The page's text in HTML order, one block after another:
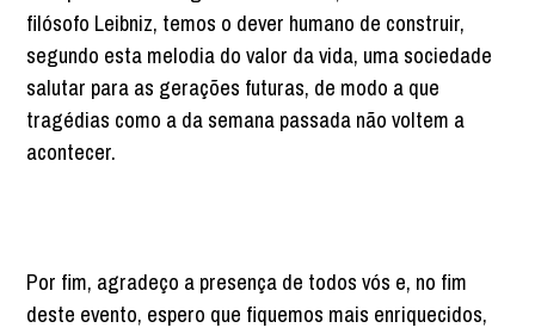
filósofo Leibniz, temos o dever humano de construir,
segundo esta melodia do valor da vida, uma sociedade
salutar para as gerações futuras, de modo a que
tragédias como a da semana passada não voltem a
acontecer.
Por fim, agradeço a presença de todos vós e, no fim
deste evento, espero que fiquemos mais enriquecidos,